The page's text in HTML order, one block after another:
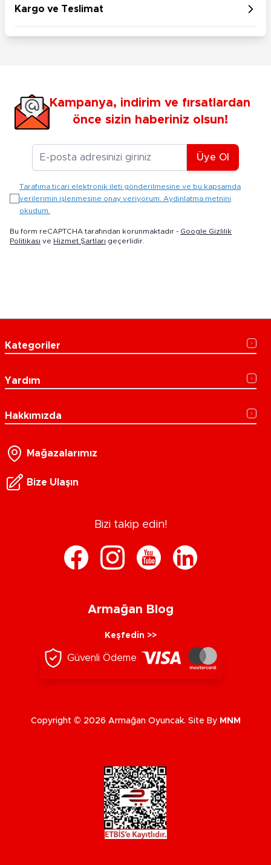
Kargo ve Teslimat
Kampanya, indirim ve fırsatlardan
önce sizin haberiniz olsun!
E-posta Adresiniz
Üye Ol
Tarafıma ticari elektronik ileti gönderilmesine ve bu kapsamda
verilerimin işlenmesine onay veriyorum. Aydınlatma metnini
okudum.
Bu form reCAPTCHA tarafından korunmaktadır - Google Gizlilik
Politikası ve Hizmet Şartları geçerlidir.
Kategoriler
Yardım
Hakkımızda
Mağazalarımız
Bize Ulaşın
Bizi takip edin!
Armağan Blog
Keşfedin >>
Güvenli Ödeme
Copyright © 2026 Armağan Oyuncak. Site By MNM